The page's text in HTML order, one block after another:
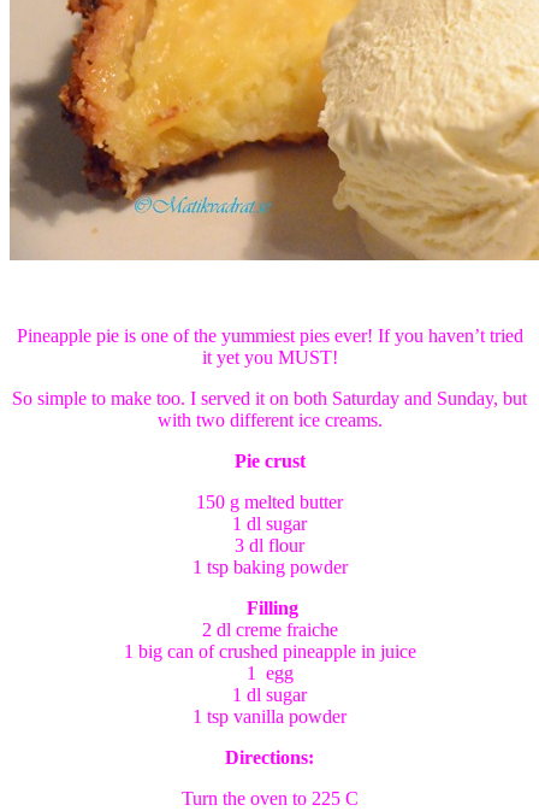
Pineapple pie is one of the yummiest pies ever! If you haven’t tried
it yet you MUST!
So simple to make too. I served it on both Saturday and Sunday, but
with two different ice creams.
Pie crust
150 g melted butter
1 dl sugar
3 dl flour
1 tsp baking powder
Filling
2 dl creme fraiche
1 big can of crushed pineapple in juice
1 egg
1 dl sugar
1 tsp vanilla powder
Directions:
Turn the oven to 225 C